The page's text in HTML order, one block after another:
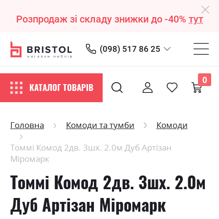
Розпродаж зі складу знижки до -40% тут
(098) 517 86 25
КАТАЛОГ ТОВАРІВ
0
Головна Комоди та тумби
Комоди
Томмі Комод 2дв. 3шх. 2.0м Дуб Артізан
Міромарк
Томмі Комод 2дв. 3шх. 2.0м
Дуб Артізан Міромарк